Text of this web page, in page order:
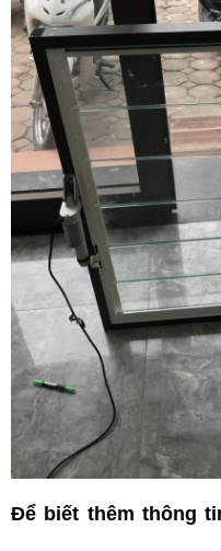
Để biết thêm thông